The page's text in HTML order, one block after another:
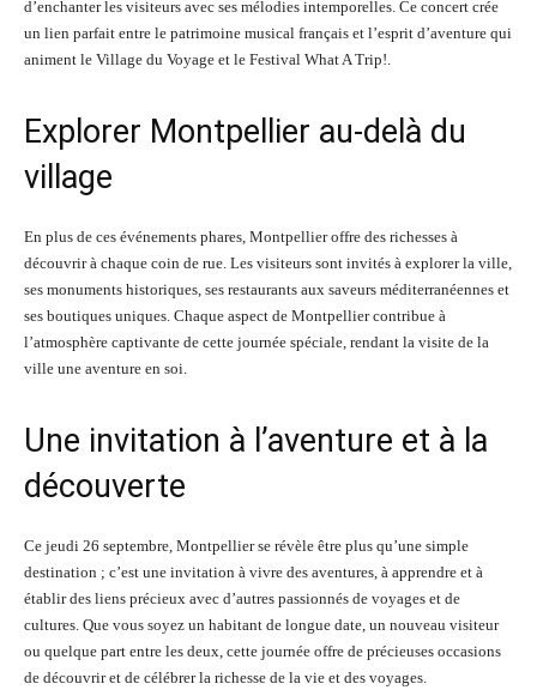
d’enchanter les visiteurs avec ses mélodies intemporelles. Ce concert crée
un lien parfait entre le patrimoine musical français et l’esprit d’aventure qui
animent le Village du Voyage et le Festival What A Trip!.
Explorer Montpellier au-delà du
village
En plus de ces événements phares, Montpellier offre des richesses à
découvrir à chaque coin de rue. Les visiteurs sont invités à explorer la ville,
ses monuments historiques, ses restaurants aux saveurs méditerranéennes et
ses boutiques uniques. Chaque aspect de Montpellier contribue à
l’atmosphère captivante de cette journée spéciale, rendant la visite de la
ville une aventure en soi.
Une invitation à l’aventure et à la
découverte
Ce jeudi 26 septembre, Montpellier se révèle être plus qu’une simple
destination ; c’est une invitation à vivre des aventures, à apprendre et à
établir des liens précieux avec d’autres passionnés de voyages et de
cultures. Que vous soyez un habitant de longue date, un nouveau visiteur
ou quelque part entre les deux, cette journée offre de précieuses occasions
de découvrir et de célébrer la richesse de la vie et des voyages.